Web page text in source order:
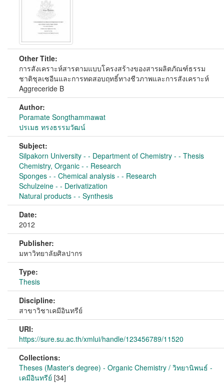
Other Title:
การสังเคราะห์สารตามแบบโครงสร้างของสารผลิตภัณฑ์ธรรม
ชาติชุลเซอีนและการทดสอบฤทธิ์ทางชีวภาพและการสังเคราะห์
Aggreceride B
Author:
Poramate Songthammawat
ปรเมธ ทรงธรรมวัฒน์
Subject:
Silpakorn University - - Department of Chemistry - - Thesis
Chemistry, Organic - - Research
Sponges - - Chemical analysis - - Research
Schulzeine - - Derivatization
Natural products - - Synthesis
Date:
2012
Publisher:
มหาวิทยาลัยศิลปากร
Type:
Thesis
Discipline:
สาขาวิชาเคมีอินทรีย์
URI:
https://sure.su.ac.th/xmlui/handle/123456789/11520
Collections:
Theses (Master's degree) - Organic Chemistry / วิทยานิพนธ์ -
เคมีอินทรีย์ [34]